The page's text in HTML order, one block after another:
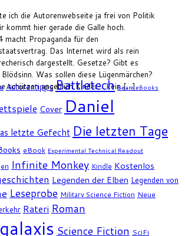
ich die Autorenwebseite ja frei von Politik
kommt hier gerade die Galle hoch.
macht Propaganda für den
Das Internet wird als rein
dargestellt. Gesetze? Gibt es
Was sollen diese Lügenmärchen?
schützen angeblich Kinder… kein […]
Autorentipps Battletech Beam eBooks
Cover Daniel
letzte Gefecht Die letzten Tage
eBook Experimental Technical Readout
Infinite Monkey Kindle Kostenlos
Legenden der Elben Legenden von
Leseprobe Military Science Fiction Neue
Rateri Roman
Science Fiction SciFi